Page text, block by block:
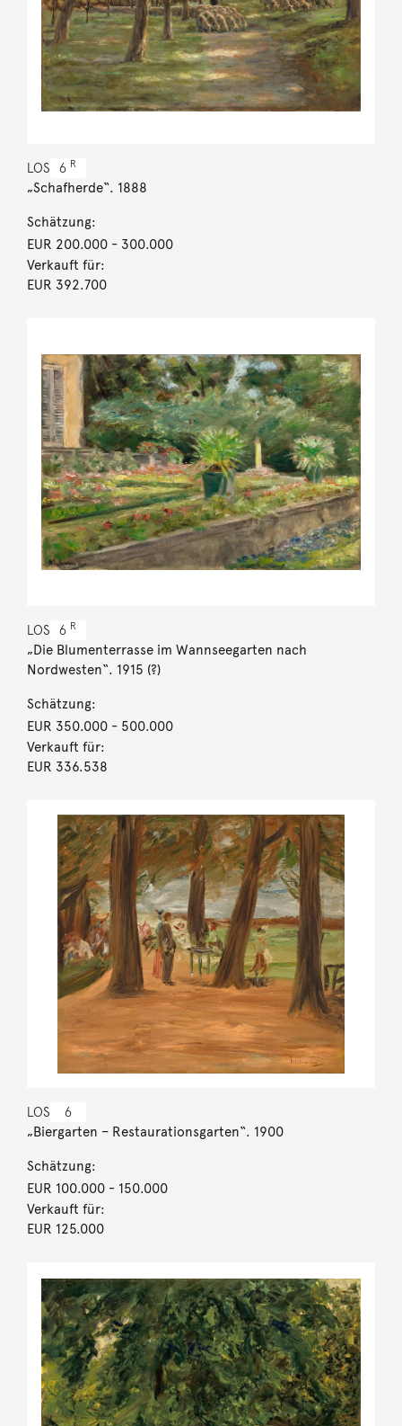
LOS 6 R
„Schafherde“. 1888
Schätzung:
EUR 200.000- 300.000
Verkauft für:
EUR 392.700
LOS 6 R
„Die Blumenterrasse im Wannseegarten nach
Nordwesten“. 1915 (?)
Schätzung:
EUR 350.000- 500.000
Verkauft für:
EUR 336.538
LOS 6
„Biergarten – Restaurationsgarten“. 1900
Schätzung:
EUR 100.000- 150.000
Verkauft für:
EUR 125.000